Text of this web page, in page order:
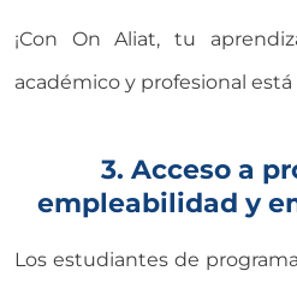
¡Con On Aliat, tu
académico y profesional
3. Acceso a
empleabilidad y
Los estudiantes de